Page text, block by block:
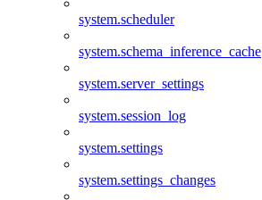
system.scheduler
system.schema_inference_cache
system.server_settings
system.session_log
system.settings
system.settings_changes